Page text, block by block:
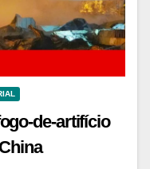
de-artifício